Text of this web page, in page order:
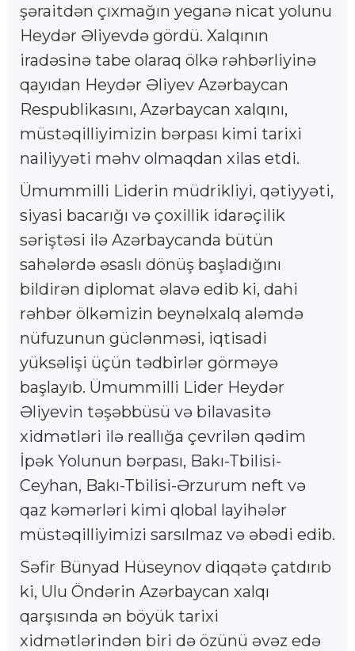
şəraitdən çıxmağın yeganə nicat yolunu
Heydər Əliyevdə gördü. Xalqının
iradəsinə tabe olaraq ölkə rəhbərliyinə
qayıdan Heydər Əliyev Azərbaycan
Respublikasını, Azərbaycan xalqını,
müstəqilliyimizin bərpası kimi tarixi
nailiyyəti məhv olmaqdan xilas etdi.
Ümummilli Liderin müdrikliyi, qətiyyəti,
siyasi bacarığı və çoxillik idarəçilik
səriştəsi ilə Azərbaycanda bütün
sahələrdə əsaslı dönüş başladığını
bildirən diplomat əlavə edib ki, dahi
rəhbər ölkəmizin beynəlxalq aləmdə
nüfuzunun güclənməsi, iqtisadi
yüksəlişi üçün tədbirlər görməyə
başlayıb. Ümummilli Lider Heydər
Əliyevin təşəbbüsü və bilavasitə
xidmətləri ilə reallığa çevrilən qədim
İpək Yolunun bərpası, Bakı-Tbilisi-
Ceyhan, Bakı-Tbilisi-Ərzurum neft və
qaz kəmərləri kimi qlobal layihələr
müstəqilliyimizi sarsılmaz və əbədi edib.
Səfir Bünyad Hüseynov diqqətə çatdırıb
ki, Ulu Öndərin Azərbaycan xalqı
qarşısında ən böyük tarixi
xidmətlərindən biri də özünü əvəz edə